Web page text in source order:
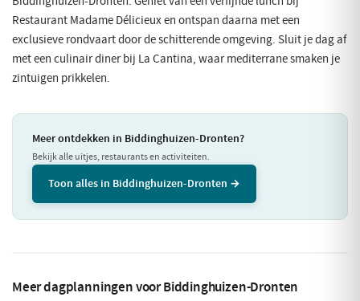
Restaurant Madame Délicieux en ontspan daarna met een
exclusieve rondvaart door de schitterende omgeving. Sluit je dag af
met een culinair diner bij La Cantina, waar mediterrane smaken je
zintuigen prikkelen.
Meer ontdekken in Biddinghuizen-Dronten?
Bekijk alle uitjes, restaurants en activiteiten.
Toon alles in Biddinghuizen-Dronten →
Meer dagplanningen voor Biddinghuizen-Dronten